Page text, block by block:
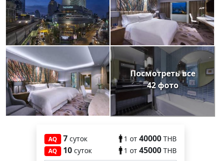
Посмотреть все
42 фото
AQ 7 суток 1 от 40000 THB
AQ 10 суток 1 от 45000 THB